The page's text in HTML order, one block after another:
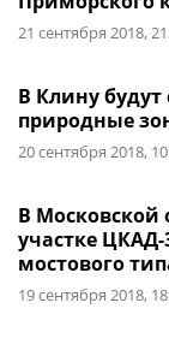
21 сентября 2018,
В Клину
природные
20 сентября 2018,
В Московской
участке ЦКАД-
мостового
19 сентября 2018,